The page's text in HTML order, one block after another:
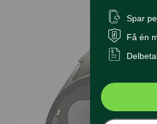
Spar
Få én